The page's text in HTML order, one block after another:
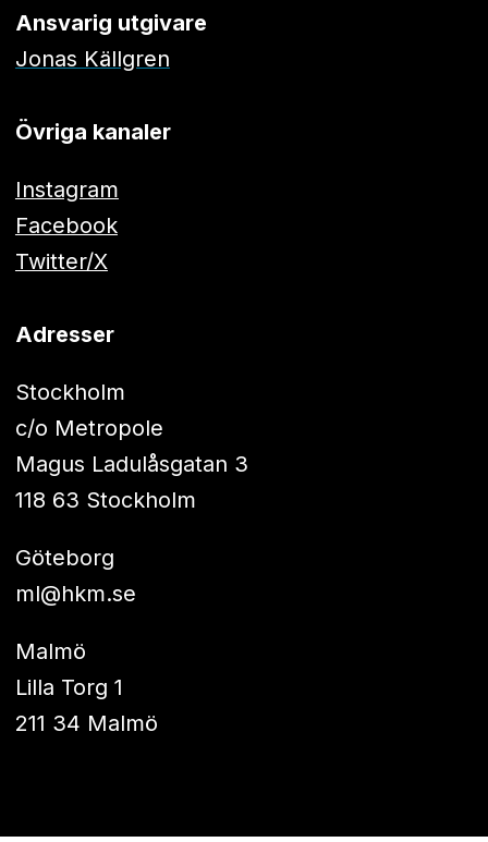
Ansvarig utgivare
Jonas Källgren
Övriga kanaler
Instagram
Facebook
Twitter/X
Adresser
Stockholm
c/o Metropole
Magus Ladulåsgatan 3
118 63 Stockholm
Göteborg
ml@hkm.se
Malmö
Lilla Torg 1
211 34 Malmö